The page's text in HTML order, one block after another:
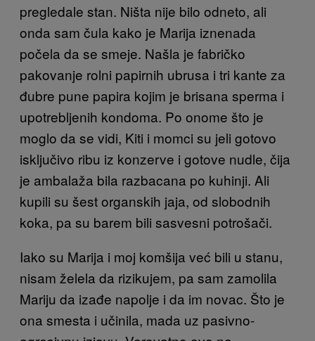
pregledale stan. Ništa nije bilo odneto, ali
onda sam čula kako je Marija iznenada
počela da se smeje. Našla je fabričko
pakovanje rolni papirnih ubrusa i tri kante za
đubre pune papira kojim je brisana sperma i
upotrebljenih kondoma. Po onome što je
moglo da se vidi, Kiti i momci su jeli gotovo
isključivo ribu iz konzerve i gotove nudle, čija
je ambalaža bila razbacana po kuhinji. Ali
kupili su šest organskih jaja, od slobodnih
koka, pa su barem bili sasvesni potrošači.
Iako su Marija i moj komšija već bili u stanu,
nisam želela da rizikujem, pa sam zamolila
Mariju da izađe napolje i da im novac. Što je
ona smesta i učinila, mada uz pasivno-